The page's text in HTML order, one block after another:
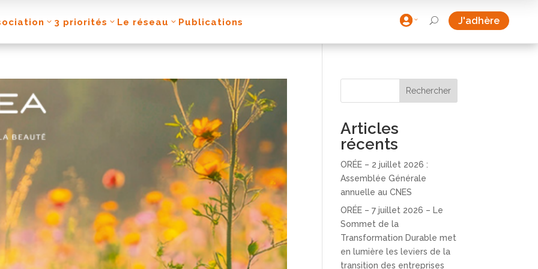
3 priorités Le réseau Publications  U J'adhère
Rechercher
Articles
récents
ORÉE – 2 juillet 2026 :
Assemblée Générale
annuelle au CNES
ORÉE – 7 juillet 2026 – Le
Sommet de la
Transformation Durable met
en lumière les leviers de la
transition des entreprises